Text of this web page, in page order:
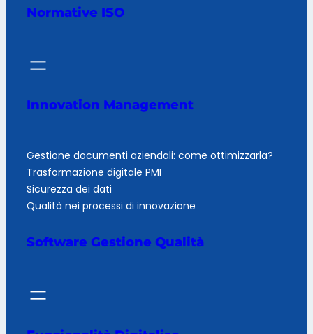
Normative ISO
Innovation Management
Gestione documenti aziendali: come ottimizzarla?
Trasformazione digitale PMI
Sicurezza dei dati
Qualità nei processi di innovazione
Software Gestione Qualità